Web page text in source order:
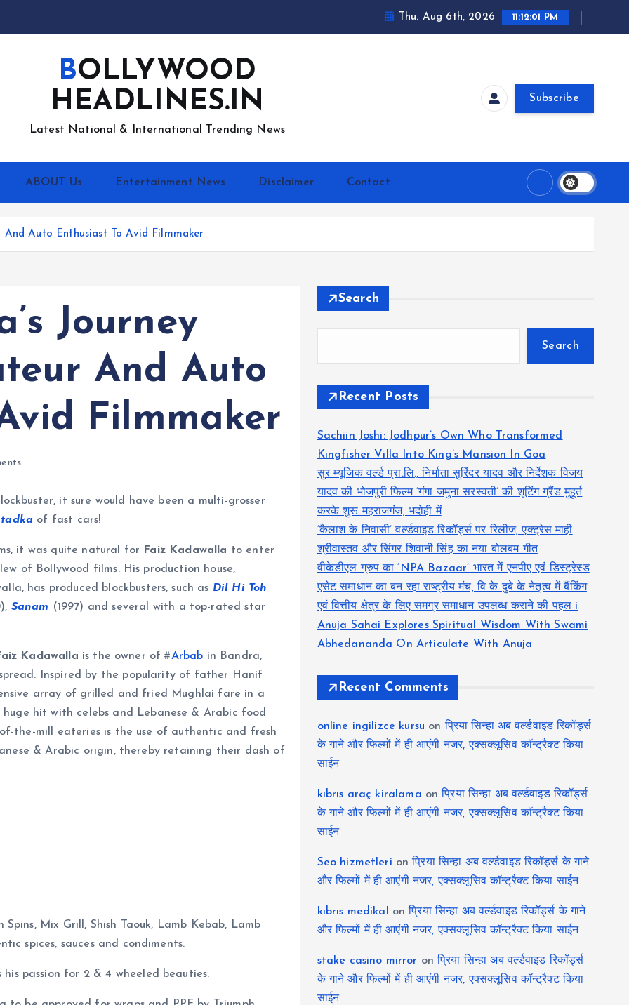
Thu. Aug 6th, 2026 11:12:02 PM
BOLLYWOOD
HEADLINES.IN
Latest National & International Trending News
Subscribe
ABOUT Us Entertainment News Disclaimer Contact
And Auto Enthusiast To Avid Filmmaker
Journey
And Auto
Filmmaker
it sure would have been a multi-grosser
tadka of fast cars!
it was quite natural for Faiz Kadawalla to enter
of Bollywood films. His production house,
has produced blockbusters, such as Dil Hi Toh
Sanam (1997) and several with a top-rated star
Kadawalla is the owner of #Arbab in Bandra,
Inspired by the popularity of father Hanif
array of grilled and fried Mughlai fare in a
huge hit with celebs and Lebanese & Arabic food
the-mill eateries is the use of authentic and fresh
& Arabic origin, thereby retaining their dash of
Mix Grill, Shish Taouk, Lamb Kebab, Lamb
spices, sauces and condiments.
his passion for 2 & 4 wheeled beauties.
Search
Search
Recent Posts
Sachiin Joshi: Jodhpur’s Own Who Transformed
Kingfisher Villa Into King’s Mansion In Goa
सुर म्यूजिक वर्ल्ड प्रा.लि., निर्माता सुरिंदर यादव और निर्देशक विजय
यादव की भोजपुरी फिल्म ‘गंगा जमुना सरस्वती’ की शूटिंग ग्रैंड मुहूर्त
करके शुरू महराजगंज, भदोही में
‘कैलाश के निवासी’ वर्ल्डवाइड रिकॉर्ड्स पर रिलीज, एक्ट्रेस माही
श्रीवास्तव और सिंगर शिवानी सिंह का नया बोलबम गीत
वीकेडीएल ग्रुप का ‘NPA Bazaar’ भारत में एनपीए एवं डिस्ट्रेस्ड
एसेट समाधान का बन रहा राष्ट्रीय मंच, वि के दुबे के नेतृत्व में बैंकिंग
एवं वित्तीय क्षेत्र के लिए समग्र समाधान उपलब्ध कराने की पहल i
Anuja Sahai Explores Spiritual Wisdom With Swami
Abhedananda On Articulate With Anuja
Recent Comments
online ingilizce kursu onप्रिया सिन्हा अब वर्ल्डवाइड रिकॉर्ड्स
के गाने और फिल्मों में ही आएंगी नजर, एक्सक्लूसिव कॉन्ट्रैक्ट किया
साईन
kıbrıs araç kiralama onप्रिया सिन्हा अब वर्ल्डवाइड रिकॉर्ड्स
के गाने और फिल्मों में ही आएंगी नजर, एक्सक्लूसिव कॉन्ट्रैक्ट किया
साईन
Seo hizmetleri onप्रिया सिन्हा अब वर्ल्डवाइड रिकॉर्ड्स के गाने
और फिल्मों में ही आएंगी नजर, एक्सक्लूसिव कॉन्ट्रैक्ट किया साईन
kıbrıs medikal onप्रिया सिन्हा अब वर्ल्डवाइड रिकॉर्ड्स के गाने
और फिल्मों में ही आएंगी नजर, एक्सक्लूसिव कॉन्ट्रैक्ट किया साईन
stake casino mirror onप्रिया सिन्हा अब वर्ल्डवाइड रिकॉर्ड्स
के गाने और फिल्मों में ही आएंगी नजर, एक्सक्लूसिव कॉन्ट्रैक्ट किया
साईन